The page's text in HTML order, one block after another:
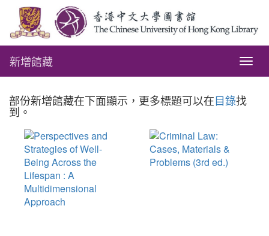
新增館藏
部份新增館藏在下面顯示，更多標題可以在目錄找
到。